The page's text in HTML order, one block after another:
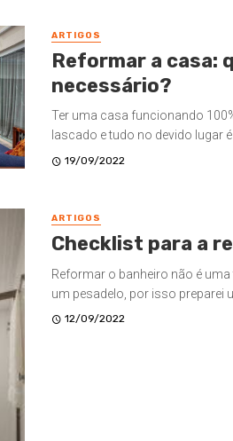
ARTIGOS
Reformar a casa:
necessário?
Ter uma casa funcionando
lascado e tudo no devido lugar
19/09/2022
ARTIGOS
Checklist para a
Reformar o banheiro não é
um pesadelo, por isso preparei
12/09/2022